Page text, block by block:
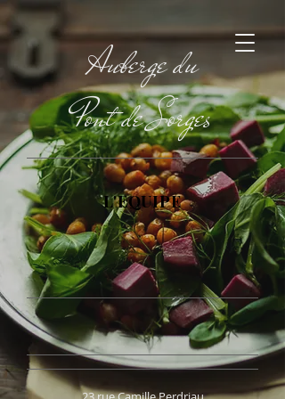
Auberge du
Pont de Sorges
L'EQUIPE